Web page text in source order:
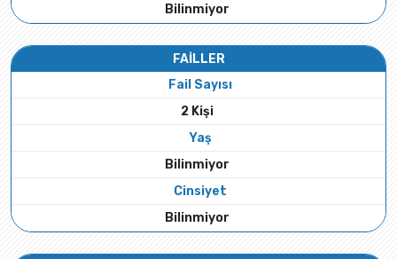
Bilinmiyor
FAİLLER
Fail Sayısı
2 Kişi
Yaş
Bilinmiyor
Cinsiyet
Bilinmiyor